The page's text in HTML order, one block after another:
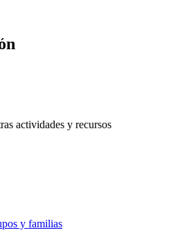
actividades y recursos
y familias